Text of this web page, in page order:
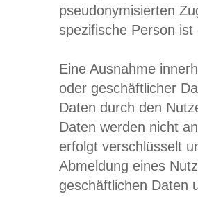
pseudonymisierten
spezifische Person
Eine Ausnahme
oder geschäftlicher
Daten durch den
Daten werden nicht
erfolgt verschlüsselt
Abmeldung eines
geschäftlichen Daten